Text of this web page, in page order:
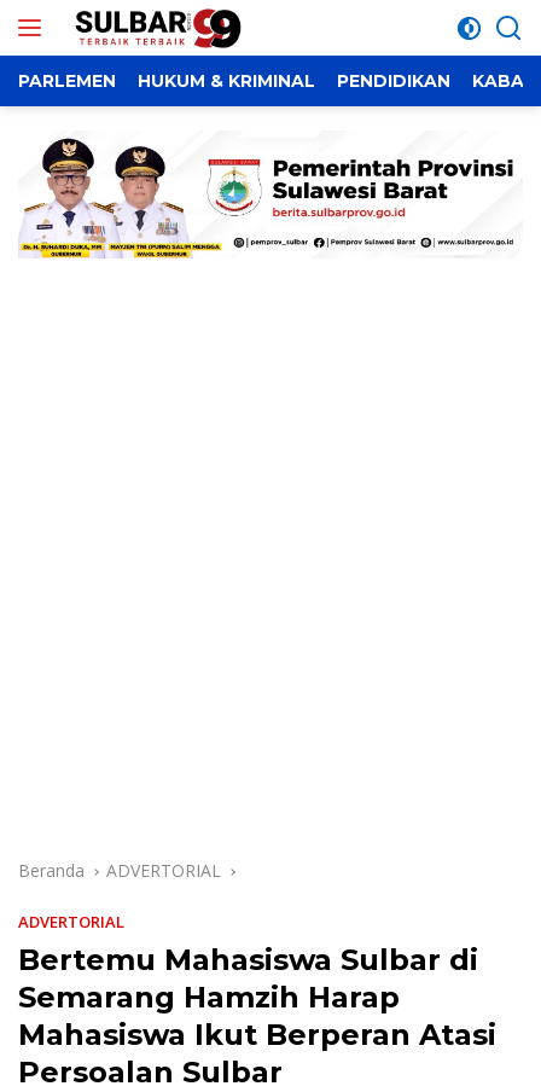
PARLEMEN HUKUM & KRIMINAL PENDIDIKAN KABAR
Beranda ADVERTORIAL
ADVERTORIAL
Bertemu Mahasiswa Sulbar di
Semarang Hamzih Harap
Mahasiswa Ikut Berperan Atasi
Persoalan Sulbar